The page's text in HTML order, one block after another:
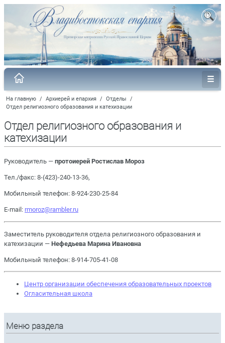
На главную / Архиерей и епархия / Отделы
/
Отдел религиозного образования и катехизации
Отдел религиозного образования и
катехизации
Руководитель — протоиерей Ростислав Мороз
Тел./факс: 8-(423)-240-13-36,
Мобильный телефон: 8-924-230-25-84
E-mail: rmoroz@rambler.ru
Заместитель руководителя отдела религиозного образования и
катехизации — Нефедьева Марина Ивановна
Мобильный телефон: 8-914-705-41-08
Центр организации обеспечения образовательных проектов
Огласительная школа
Меню раздела